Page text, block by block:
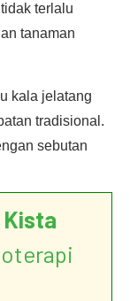
terlalu
tanaman
kala jelatang
tradisional.
sebutan
Kista